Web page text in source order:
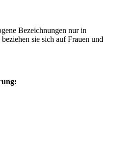
Bezeichnungen nur in
sie sich auf Frauen und